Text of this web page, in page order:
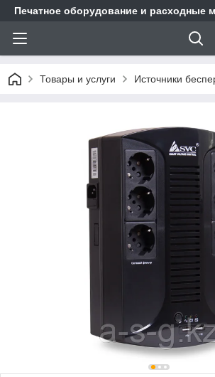
Печатное оборудование и расходные
Товары и услуги Источники